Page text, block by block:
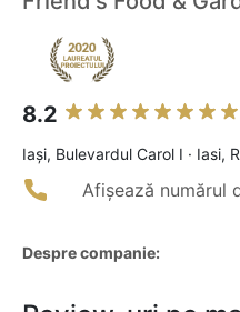
8.2
Iaşi, Bulevardul Carol I · Iasi,
Afișează numărul
Despre companie: